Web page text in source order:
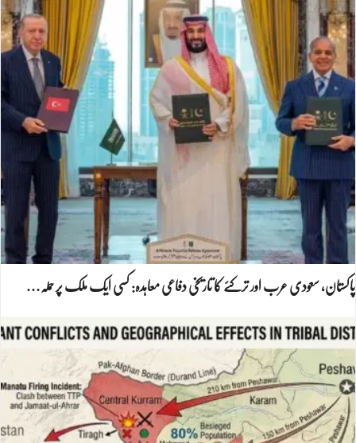
پاکستان، سعودی عرب اور ترکئے کا تاریخی دفاعی معاہدہ: کسی ایک ملک پر حملہ…